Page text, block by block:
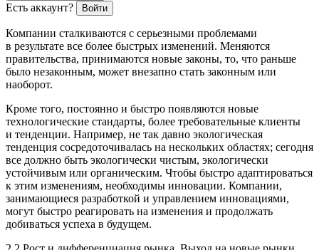
Есть аккаунт? Войти
Компании сталкиваются с серьезными проблемами
в результате все более быстрых изменений. Меняются
правительства, принимаются новые законы, то, что раньше
было незаконным, может внезапно стать законным или
наоборот.
Кроме того, постоянно и быстро появляются новые
технологические стандарты, более требовательные клиенты
и тенденции. Например, не так давно экологическая
тенденция сосредоточивалась на нескольких областях; сегодня
все должно быть экологически чистым, экологически
устойчивым или органическим. Чтобы быстро адаптироваться
к этим изменениям, необходимы инновации. Компании,
занимающиеся разработкой и управлением инновациями,
могут быстро реагировать на изменения и продолжать
добиваться успеха в будущем.